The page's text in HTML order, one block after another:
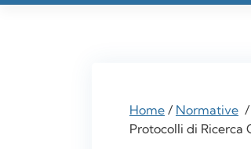
Home / Normative /
Protocolli di